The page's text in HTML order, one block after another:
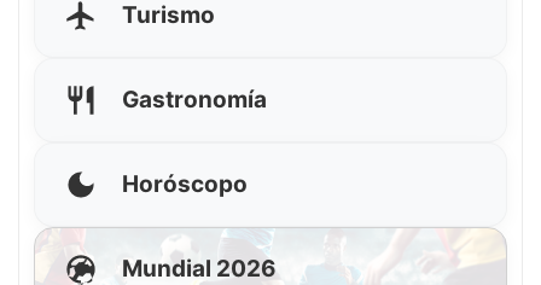
Turismo
Gastronomía
Horóscopo
Mundial 2026